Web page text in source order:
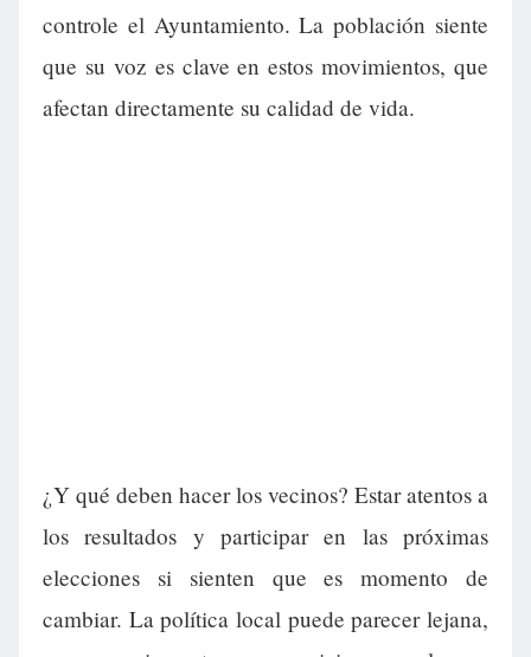
controle el Ayuntamiento. La población siente
que su voz es clave en estos movimientos, que
afectan directamente su calidad de vida.
¿Y qué deben hacer los vecinos? Estar atentos a
los resultados y participar en las próximas
elecciones si sienten que es momento de
cambiar. La política local puede parecer lejana,